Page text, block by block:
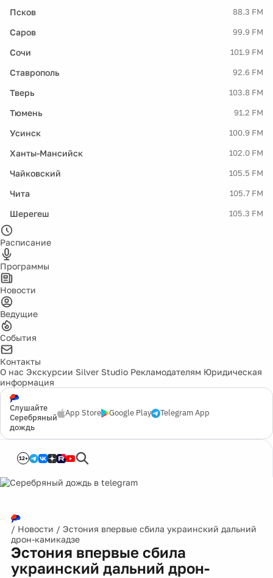
Псков 88.3 FM
Саров 99.9 FM
Сочи 101.9 FM
Ставрополь 92.6 FM
Тверь 103.8 FM
Тюмень 91.2 FM
Усинск 100.9 FM
Ханты-Мансийск 102.0 FM
Чайковский 105.5 FM
Чита 105.7 FM
Шерегеш 105.3 FM
Расписание
Программы
Новости
Ведущие
События
Контакты
О нас Экскурсии Silver Studio Рекламодателям Юридическая
информация
Слушайте
Серебряный
дождь
App Store Google Play Telegram App
12+
/ Новости / Эстония впервые сбила украинский дальний
дрон-камикадзе
Эстония впервые сбила
украинский дальний дрон-